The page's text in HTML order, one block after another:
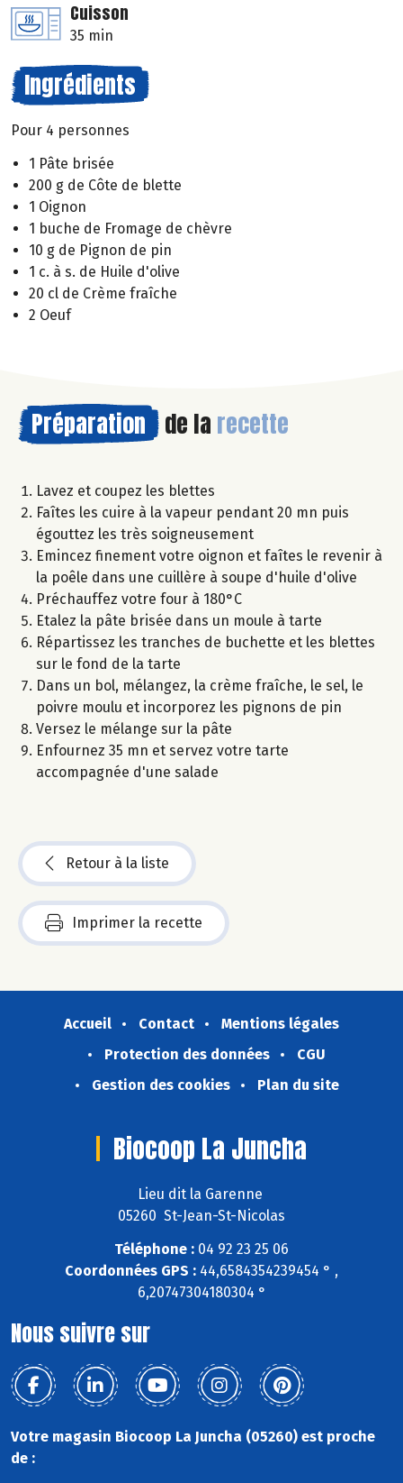
Cuisson
35 min
Ingrédients
Pour 4 personnes
1 Pâte brisée
200 g de Côte de blette
1 Oignon
1 buche de Fromage de chèvre
10 g de Pignon de pin
1 c. à s. de Huile d'olive
20 cl de Crème fraîche
2 Oeuf
Préparation de la recette
Lavez et coupez les blettes
Faîtes les cuire à la vapeur pendant 20 mn puis
égouttez les très soigneusement
Emincez finement votre oignon et faîtes le revenir à
la poêle dans une cuillère à soupe d'huile d'olive
Préchauffez votre four à 180°C
Etalez la pâte brisée dans un moule à tarte
Répartissez les tranches de buchette et les blettes
sur le fond de la tarte
Dans un bol, mélangez, la crème fraîche, le sel, le
poivre moulu et incorporez les pignons de pin
Versez le mélange sur la pâte
Enfournez 35 mn et servez votre tarte
accompagnée d'une salade
Retour à la liste
Imprimer la recette
Accueil Contact
Mentions légales
Protection des données
CGU
Gestion des cookies
Plan du site
Biocoop La Juncha
Lieu dit la Garenne
05260 St-Jean-St-Nicolas
Téléphone : 04 92 23 25 06
Coordonnées GPS : 44,6584354239454 ° ,
6,20747304180304 °
Nous suivre sur
Votre magasin Biocoop La Juncha (05260) est proche
de :